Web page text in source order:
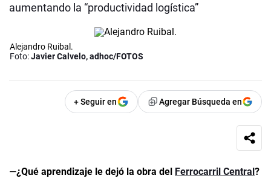
aumentando la “productividad logística”
Alejandro Ruibal.
Foto:Javier Calvelo, adhoc/FOTOS
+ Seguir en Agregar Búsqueda en
—¿Qué aprendizaje le dejó la obra del Ferrocarril Central?